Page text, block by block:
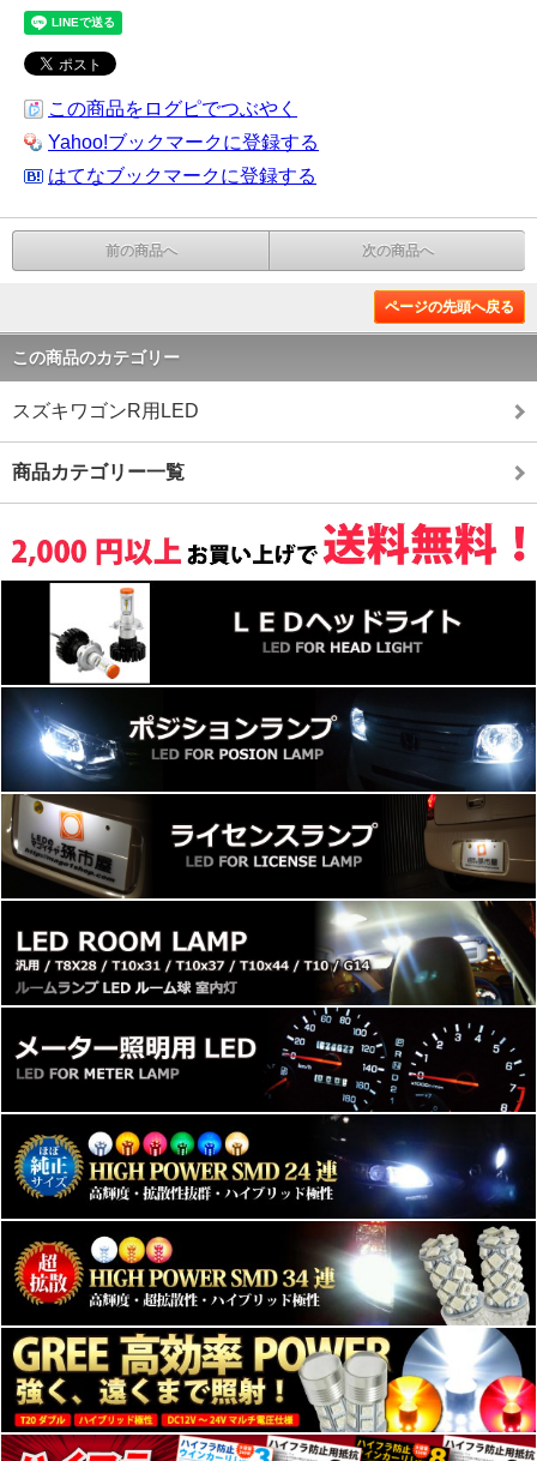
この商品をログピでつぶやく
Yahoo!ブックマークに登録する
はてなブックマークに登録する
前の商品へ 次の商品へ
ページの先頭へ戻る
この商品のカテゴリー
スズキワゴンR用LED
商品カテゴリー一覧